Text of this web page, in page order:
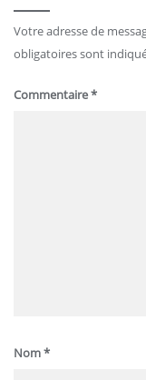
Votre adresse de
obligatoires sont
Commentaire*
Nom*